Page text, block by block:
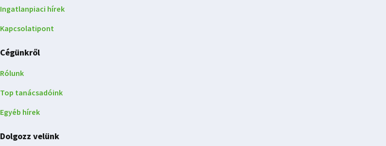
Ingatlanpiaci hírek
Kapcsolatipont
Cégünkről
Rólunk
Top tanácsadóink
Egyéb hírek
Dolgozz velünk